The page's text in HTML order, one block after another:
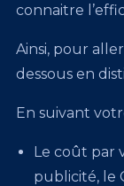
connaitre
Ainsi, pour
dessous en
En suivant
Le coût par
publicité, le